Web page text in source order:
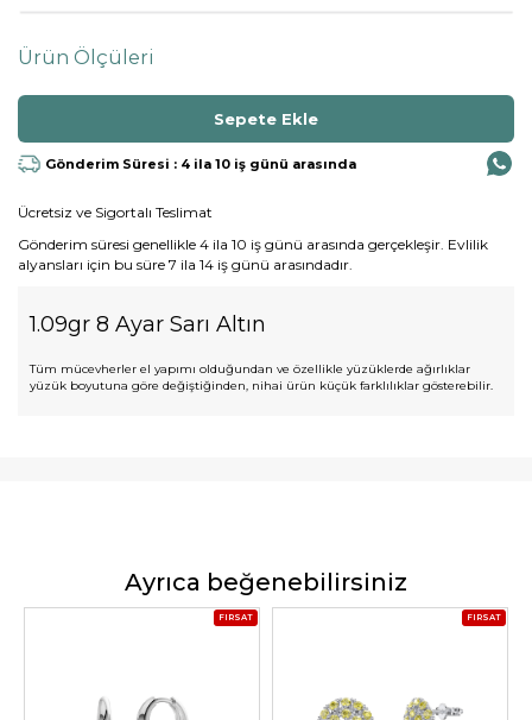
Ürün Ölçüleri
Gönderim Süresi : 4 ila 10 iş günü arasında
Ücretsiz ve Sigortalı Teslimat
Gönderim süresi genellikle 4 ila 10 iş günü arasında gerçekleşir. Evlilik
alyansları için bu süre 7 ila 14 iş günü arasındadır.
1.09gr 8 Ayar Sarı Altın
Tüm mücevherler el yapımı olduğundan ve özellikle yüzüklerde ağırlıklar
yüzük boyutuna göre değiştiğinden, nihai ürün küçük farklılıklar gösterebilir.
Ayrıca beğenebilirsiniz
FIRSAT FIRSAT